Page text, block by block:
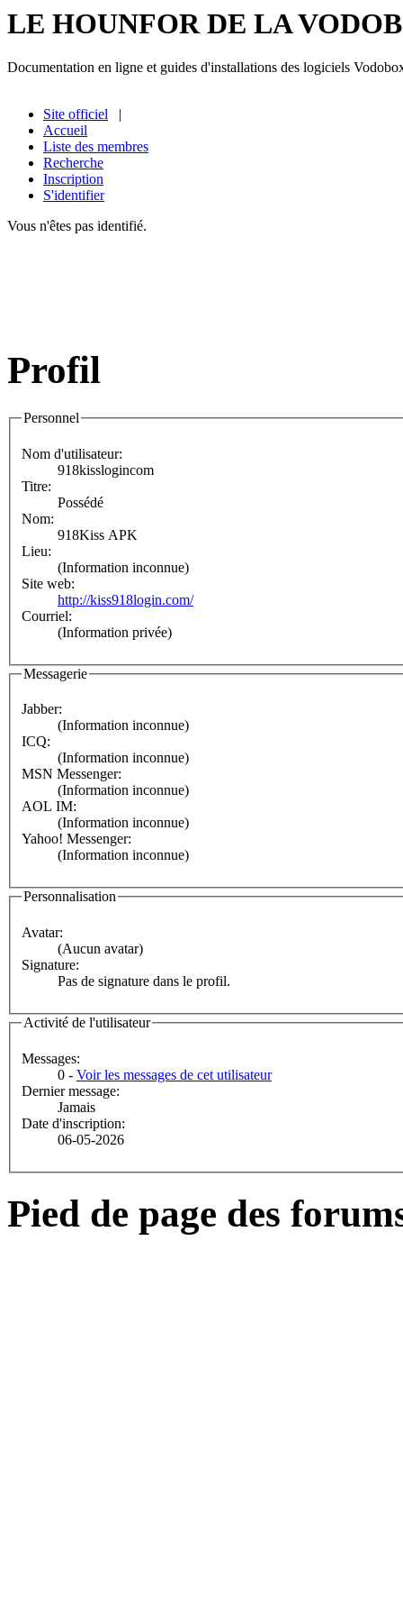
LE HOUNFOR DE LA
Documentation en ligne et guides d'installations des logiciels
Site officiel |
Accueil
Liste des membres
Recherche
Inscription
S'identifier
Vous n'êtes pas identifié.
Profil
Personnel
Nom d'utilisateur:
918kisslogincom
Titre:
Possédé
Nom:
918Kiss APK
Lieu:
(Information inconnue)
Site web:
http://kiss918login.com/
Courriel:
(Information privée)
Messagerie
Jabber:
(Information inconnue)
ICQ:
(Information inconnue)
MSN Messenger:
(Information inconnue)
AOL IM:
(Information inconnue)
Yahoo! Messenger:
(Information inconnue)
Personnalisation
Avatar:
(Aucun avatar)
Signature:
Pas de signature dans le profil.
Activité de l'utilisateur
Messages:
0 - Voir les messages de cet utilisateur
Dernier message:
Jamais
Date d'inscription:
06-05-2026
Pied de page des